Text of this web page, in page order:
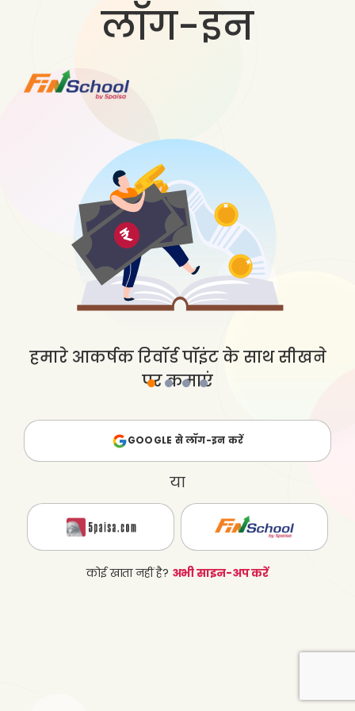
लॉग-इन
हमारे आकर्षक रिवॉर्ड पॉइंट के साथ सीखने
पर कमाएं
GOOGLE से लॉग-इन करें
या
कोई खाता नहीं है? अभी साइन-अप करें